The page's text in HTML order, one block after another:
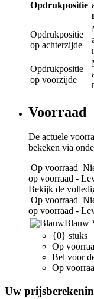
Opdrukpositie
Opdrukpositie
op achterzijde
Opdrukpositie
op voorzijde
Voorraad
De actuele
bekeken via
Op voorraad
op voorraad -
Bekijk de
Op voorraad
op voorraad -
Blauw
{0} stuks
Op
Bel voor
Op
Uw